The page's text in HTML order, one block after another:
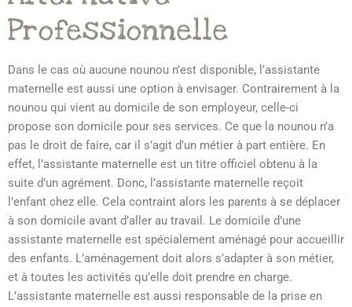
Professionnelle
Dans le cas où aucune nounou n’est disponible, l’assistante
maternelle est aussi une option à envisager. Contrairement à la
nounou qui vient au domicile de son employeur, celle-ci
propose son domicile pour ses services. Ce que la nounou n’a
pas le droit de faire, car il s’agit d’un métier à part entière. En
effet, l’assistante maternelle est un titre officiel obtenu à la
suite d’un agrément. Donc, l’assistante maternelle reçoit
l’enfant chez elle. Cela contraint alors les parents à se déplacer
à son domicile avant d’aller au travail. Le domicile d’une
assistante maternelle est spécialement aménagé pour accueillir
des enfants. L’aménagement doit alors s’adapter à son métier,
et à toutes les activités qu’elle doit prendre en charge.
L’assistante maternelle est aussi responsable de la prise en